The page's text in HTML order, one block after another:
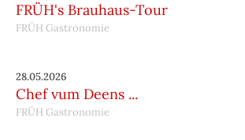
FRÜH's Brauhaus-Tour
FRÜH Gastronomie
28.05.2026
Chef vum Deens ...
FRÜH Gastronomie